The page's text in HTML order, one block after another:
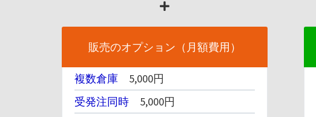
販売のオプション（月額費用）
複数倉庫 5,000円
受発注同時 5,000円